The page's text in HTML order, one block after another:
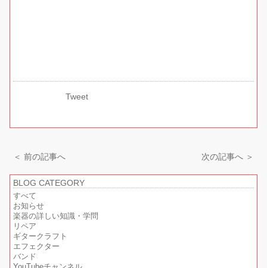
Tweet
＜ 前の記事へ 次の記事へ ＞
BLOG CATEGORY
すべて
お知らせ
楽器の詳しい知識・学問
リペア
ギタークラフト
エフェクター
バンド